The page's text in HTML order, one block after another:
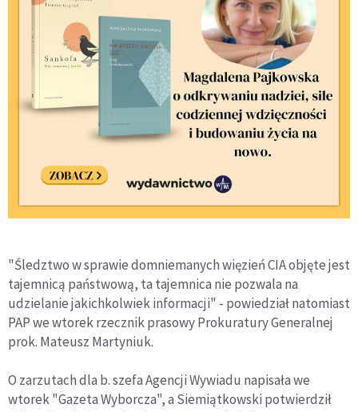
"Śledztwo w sprawie domniemanych więzień CIA objęte jest
tajemnicą państwową, ta tajemnica nie pozwala na
udzielanie jakichkolwiek informacji" - powiedział natomiast
PAP we wtorek rzecznik prasowy Prokuratury Generalnej
prok. Mateusz Martyniuk.
O zarzutach dla b. szefa Agencji Wywiadu napisała we
wtorek "Gazeta Wyborcza", a Siemiątkowski potwierdził